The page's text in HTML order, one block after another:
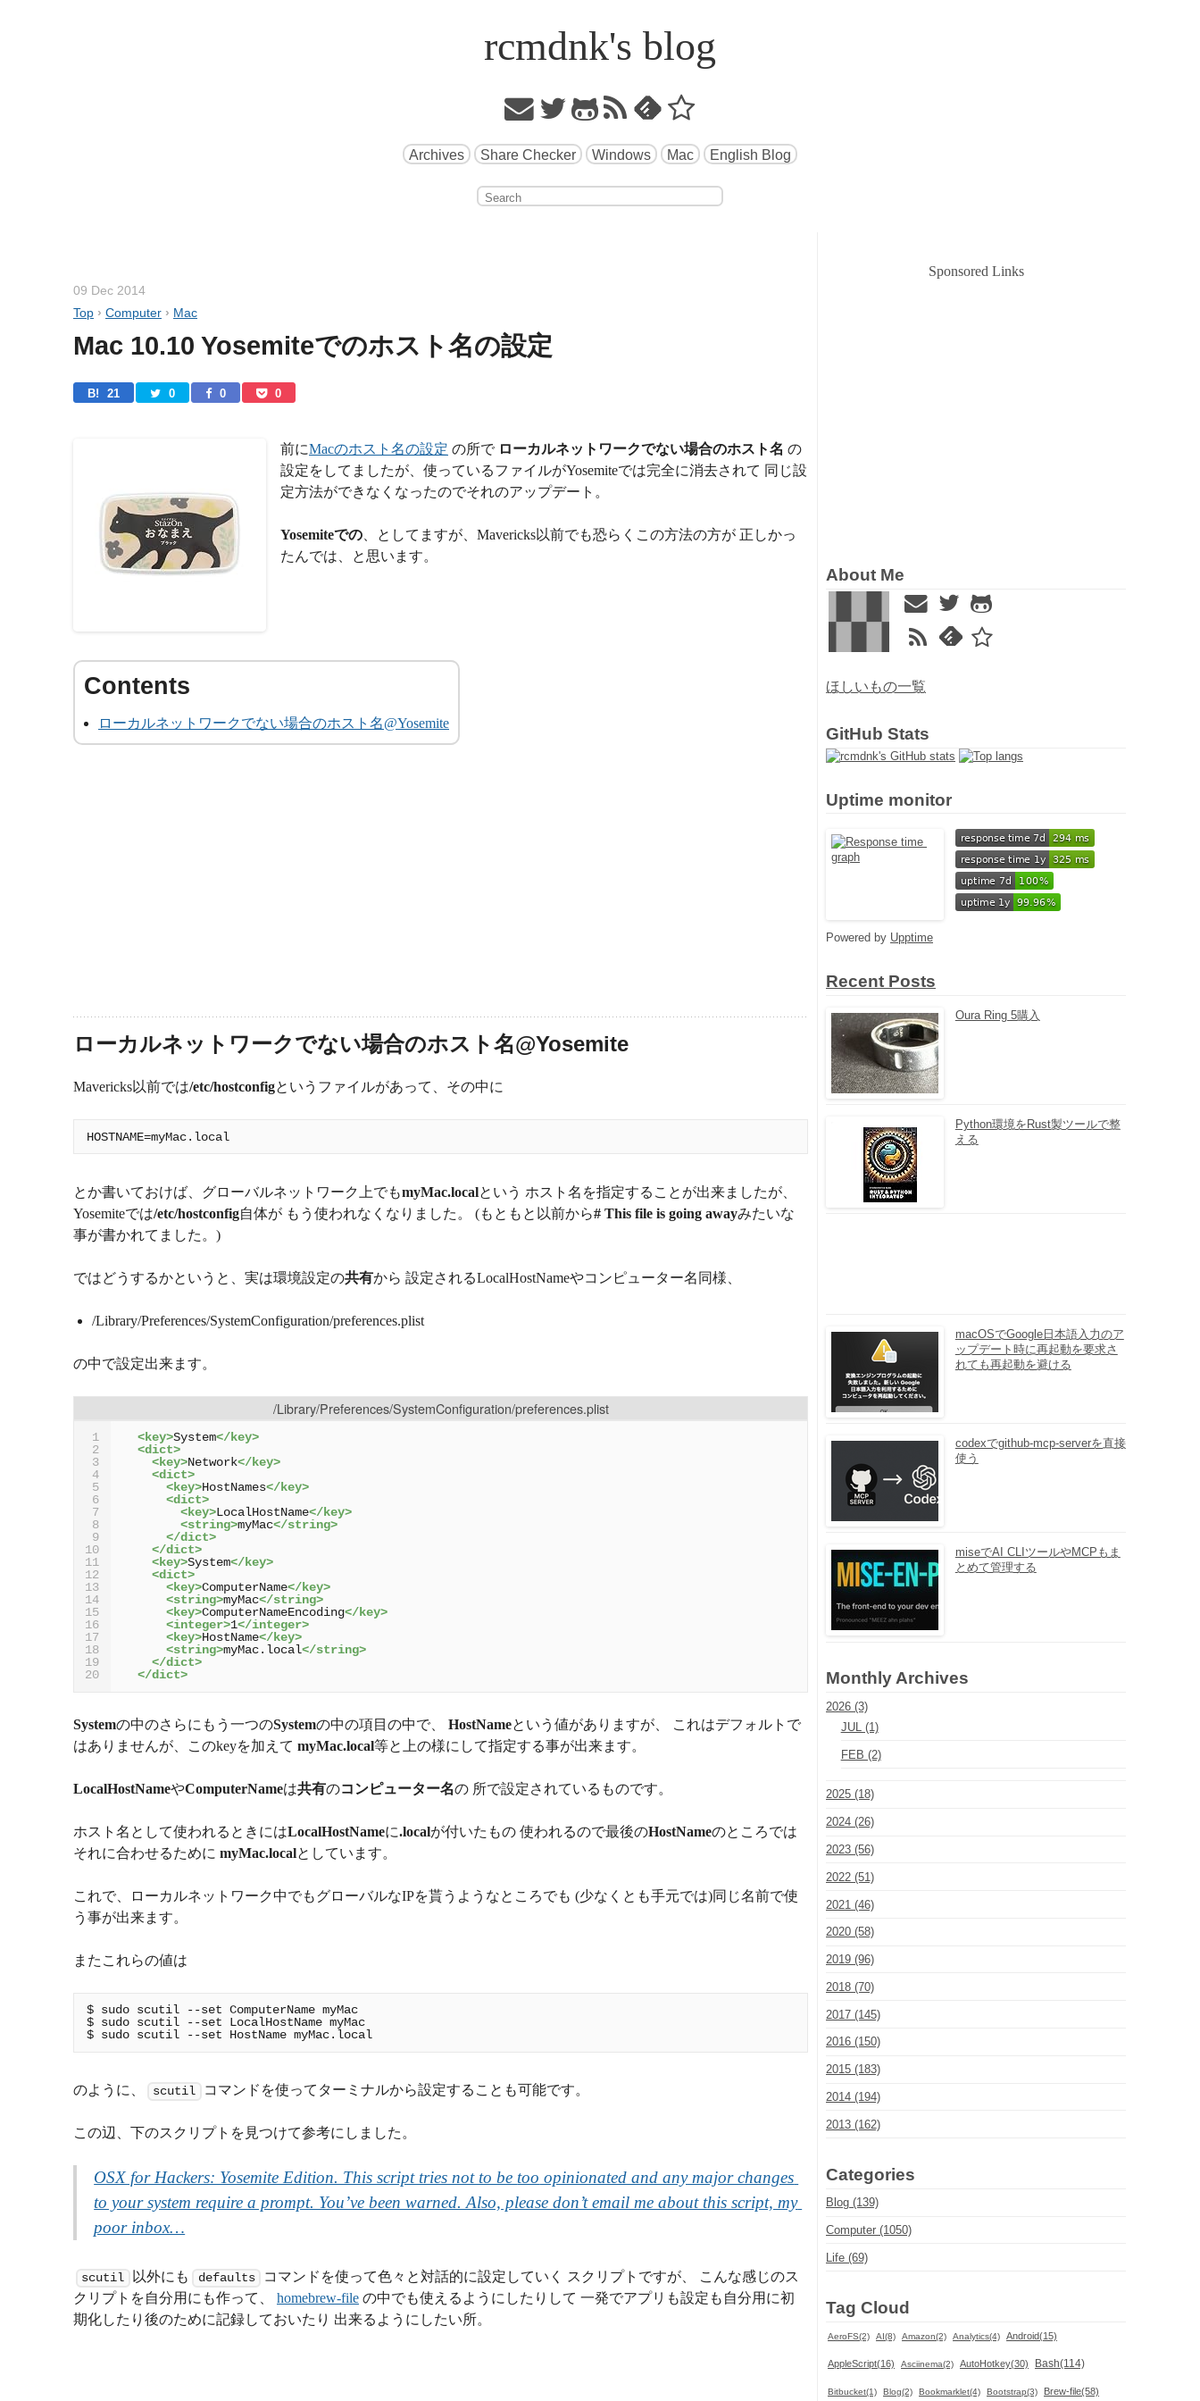
rcmdnk's blog
Archives Share Checker Windows Mac English Blog
09 Dec 2014
Top › Computer › Mac
Mac 10.10 Yosemiteでのホスト名の設定
B! 21 0 0 0
前にMacのホスト名の設定 の所で ローカルネットワークでない場合のホスト名 の
設定をしてましたが、使っているファイルがYosemiteでは完全に消去されて 同じ設
定方法ができなくなったのでそれのアップデート。
Yosemiteでの 、としてますが、Mavericks以前でも恐らくこの方法の方が 正しかっ
たんでは、と思います。
ローカルネットワークでない場合のホスト名@Yosemite
ローカルネットワークでない場合のホスト名@Yosemite
Mavericks以前では/etc/hostconfigというファイルがあって、その中に
とか書いておけば、グローバルネットワーク上でもmyMac.localという ホスト名を指定することが出来ましたが、
Yosemiteでは/etc/hostconfig自体が もう使われなくなりました。 (もともと以前から# This file is going awayみたいな
事が書かれてました。)
ではどうするかというと、実は環境設定の共有から 設定されるLocalHostNameやコンピューター名同様、
/Library/Preferences/SystemConfiguration/preferences.plist
の中で設定出来ます。
/Library/Preferences/SystemConfiguration/preferences.plist
1
2
3
4
5
6
7
8
9
10
11
12
13
14
15
16
17
18
19
20
<key>System</key>
<dict>
<key>Network</key>
<dict>
<key>HostNames</key>
<dict>
<key>LocalHostName</key>
<string>myMac</string>
</dict>
</dict>
<key>System</key>
<dict>
<key>ComputerName</key>
<string>myMac</string>
<key>ComputerNameEncoding</key>
<integer>1</integer>
<key>HostName</key>
<string>myMac.local</string>
</dict>
</dict>
Systemの中のさらにもう一つのSystemの中の項目の中で、 HostNameという値がありますが、 これはデフォルトで
はありませんが、このkeyを加えて myMac.local等と上の様にして指定する事が出来ます。
LocalHostNameやComputerNameは共有のコンピューター名の 所で設定されているものです。
ホスト名として使われるときにはLocalHostNameに.localが付いたもの 使われるので最後のHostNameのところでは
それに合わせるために myMac.localとしています。
これで、ローカルネットワーク中でもグローバルなIPを貰うようなところでも (少なくとも手元では)同じ名前で使
う事が出来ます。
またこれらの値は
$ sudo scutil --set ComputerName myMac
$ sudo scutil --set LocalHostName myMac
のように、 scutil コマンドを使ってターミナルから設定することも可能です。
この辺、下のスクリプトを見つけて参考にしました。
OSX for Hackers: Yosemite Edition. This script tries not to be too opinionated and any major changes
to your system require a prompt. You’ve been warned. Also, please don’t email me about this script, my
poor inbox…
scutil 以外にも defaults
コマンドを使って色々と対話的に設定していく スクリプトですが、 こんな感じのス
クリプトを自分用にも作って、 homebrew-file の中でも使えるようにしたりして 一発でアプリも設定も自分用に初
期化したり後のために記録しておいたり 出来るようにしたい所。
Sponsored Links
About Me
ほしいもの一覧
GitHub Stats
Uptime monitor
Powered by Upptime
Recent Posts
Oura Ring 5購入
Python環境をRust製ツールで整
える
macOSでGoogle日本語入力のア
ップデート時に再起動を要求さ
れても再起動を避ける
codexでgithub-mcp-serverを直接
使う
miseでAI CLIツールやMCPもま
とめて管理する
Monthly Archives
2026 (3)
JUL (1)
FEB (2)
2025 (18)
2024 (26)
2023 (56)
2022 (51)
2021 (46)
2020 (58)
2019 (96)
2018 (70)
2017 (145)
2016 (150)
2015 (183)
2014 (194)
2013 (162)
Categories
Blog (139)
Computer (1050)
Life (69)
Tag Cloud
AeroFS(2) AI(8) Amazon(2) Analytics(4) Android(15)
AppleScript(16) Asciinema(2) AutoHotkey(30) Bash(114)
Bitbucket(1) Blog(2) Bookmarklet(4) Bootstrap(3) Brew-file(58)